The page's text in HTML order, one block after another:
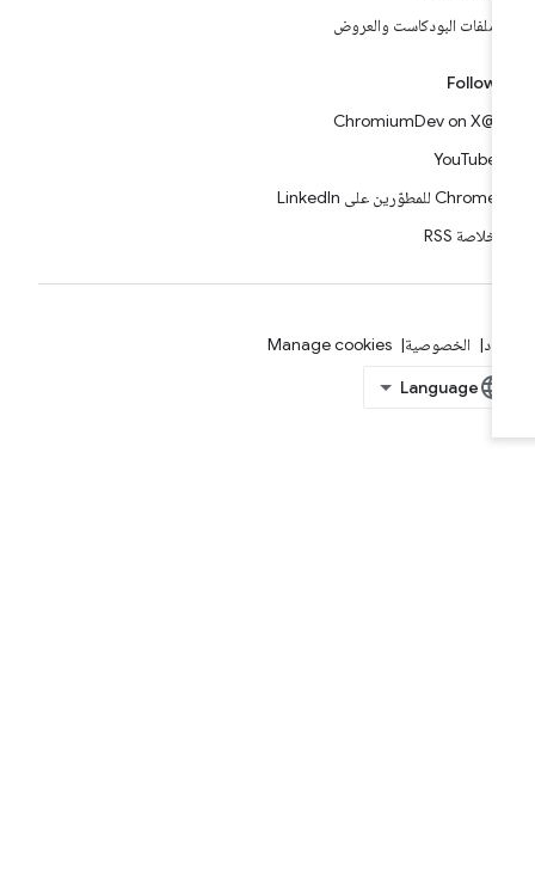
ملفات البودكاست والعروض
Follow
YouTube
Chrome للمطوّرين على LinkedIn
خلاصة RSS
الخصوصية Manage cookies